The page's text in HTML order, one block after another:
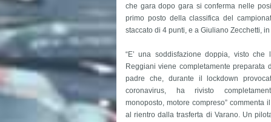
che gara dopo gara si conferma nelle
primo posto della classifica del
staccato di 4 punti, e a Giuliano Zecchetti,
“E’ una soddisfazione doppia, visto che
Reggiani viene completamente preparata
padre che, durante il lockdown
coronavirus, ha rivisto
monoposto, motore compreso” commenta
al rientro dalla trasferta di Varano. Un